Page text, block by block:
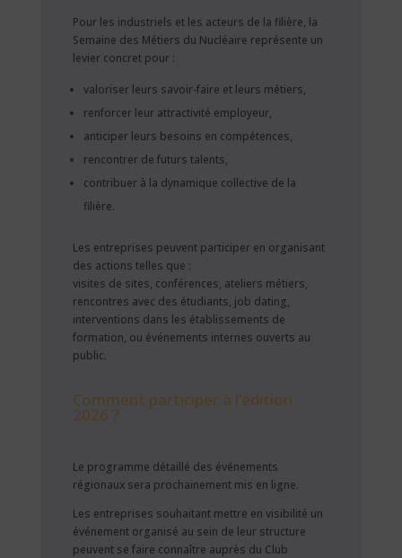
Pour les industriels et les acteurs de la filière, la
Semaine des Métiers du Nucléaire représente un
levier concret pour :
valoriser leurs savoir-faire et leurs métiers,
renforcer leur attractivité employeur,
anticiper leurs besoins en compétences,
rencontrer de futurs talents,
contribuer à la dynamique collective de la
filière.
Les entreprises peuvent participer en organisant
des actions telles que :
visites de sites, conférences, ateliers métiers,
rencontres avec des étudiants, job dating,
interventions dans les établissements de
formation, ou événements internes ouverts au
public.
Comment participer à l’édition
2026 ?
Le programme détaillé des événements
régionaux sera prochainement mis en ligne.
Les entreprises souhaitant mettre en visibilité un
événement organisé au sein de leur structure
peuvent se faire connaître auprès du Club